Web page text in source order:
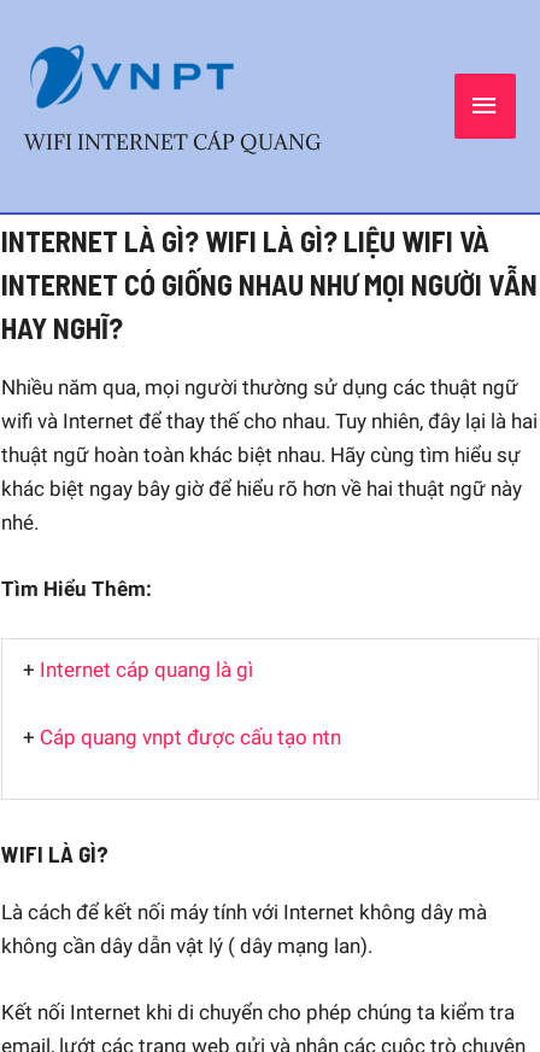
content
WIFI INTERNET CÁP QUANG
INTERNET LÀ GÌ? WIFI LÀ GÌ? LIỆU WIFI VÀ
INTERNET CÓ GIỐNG NHAU NHƯ MỌI NGƯỜI VẪN
HAY NGHĨ?
Nhiều năm qua, mọi người thường sử dụng các thuật ngữ
wifi và Internet để thay thế cho nhau. Tuy nhiên, đây lại là hai
thuật ngữ hoàn toàn khác biệt nhau. Hãy cùng tìm hiểu sự
khác biệt ngay bây giờ để hiểu rõ hơn về hai thuật ngữ này
nhé.
Tìm Hiểu Thêm:
+ Internet cáp quang là gì
+ Cáp quang vnpt được cấu tạo ntn
WIFI LÀ GÌ?
Là cách để kết nối máy tính với Internet không dây mà
không cần dây dẫn vật lý ( dây mạng lan).
Kết nối Internet khi di chuyển cho phép chúng ta kiểm tra
email, lướt các trang web gửi và nhận các cuộc trò chuyện
Post